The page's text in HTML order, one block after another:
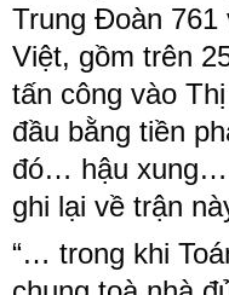
Trung Đoàn 761
Việt, gồm trên
tấn công vào
đầu bằng tiền
đó… hậu xung…
ghi lại về trận
“… trong khi